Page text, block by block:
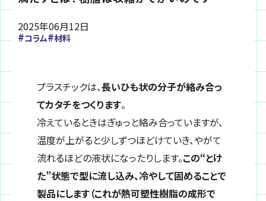
2025年06月12日
コラム 材料
プラスチックは、長いひも状の分子が絡み合っ
てカタチをつくります。
冷えているときはぎゅっと絡み合っていますが、
温度が上がると少しずつほどけていき、やがて
流れるほどの液状になったりします。この“とけ
た”状態で型に流し込み、冷やして固めることで
製品にします（これが熱可塑性樹脂の成形で